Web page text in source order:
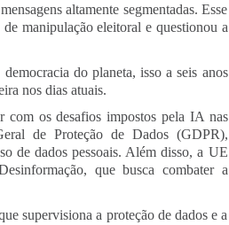
altamente segmentadas. Esse
manipulação eleitoral e questionou a
do planeta, isso a seis anos
nos dias atuais.
com os desafios impostos pela IA nas
de Proteção de Dados (GDPR),
de dados pessoais. Além disso, a UE
que busca combater a
supervisiona a proteção de dados e a